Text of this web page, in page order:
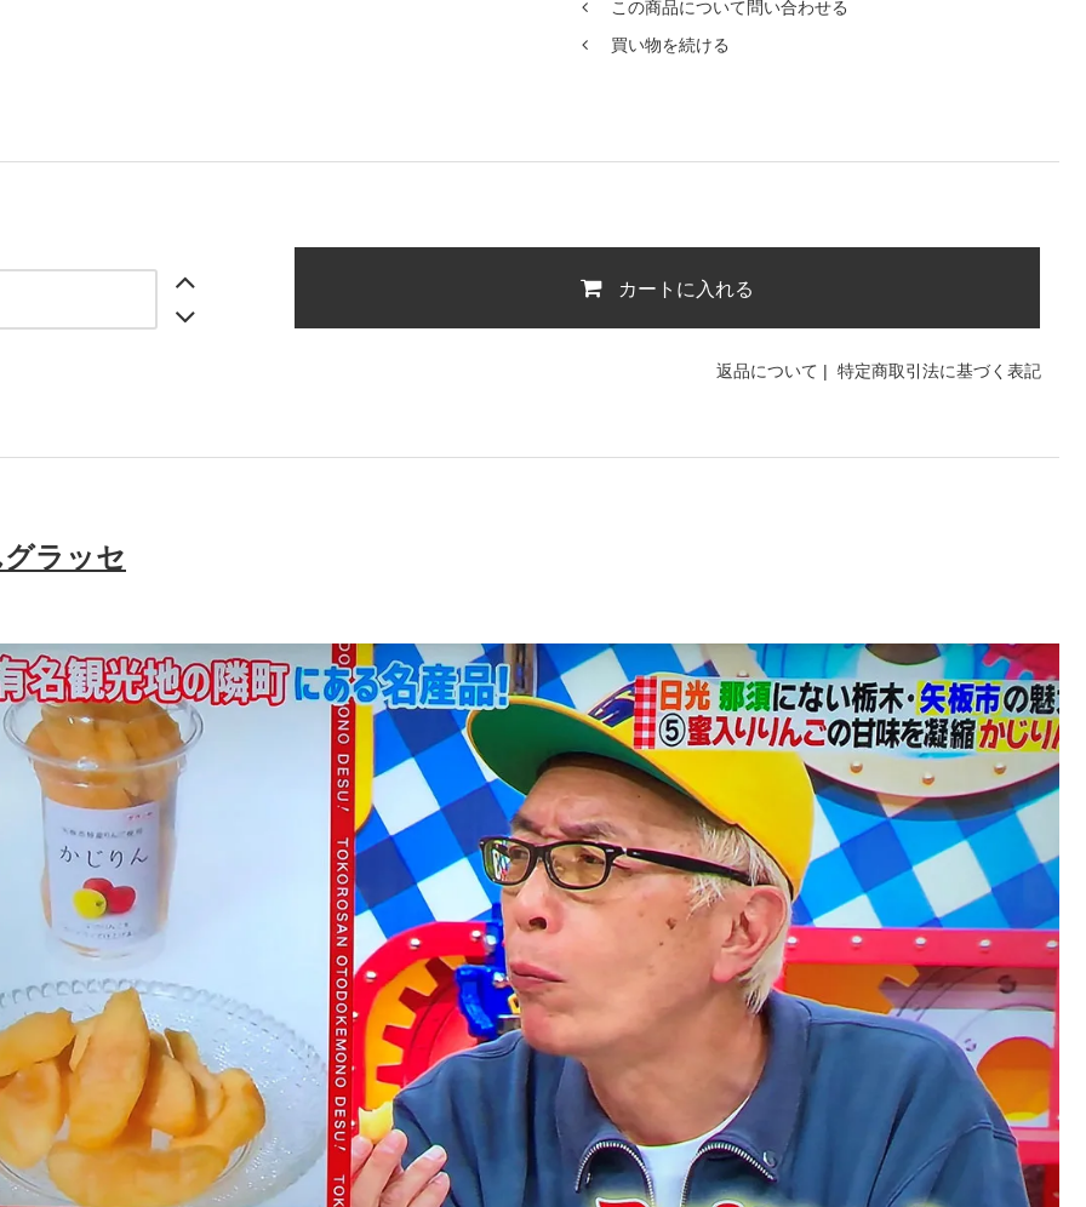
この商品について問い合わせる
買い物を続ける
カートに入れる
返品について | 特定商取引法に基づく表記
ラッセ